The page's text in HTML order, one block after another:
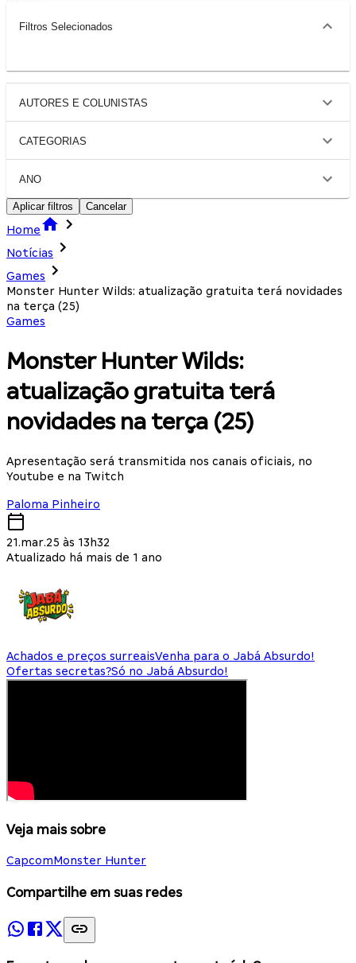
Filtros Selecionados
AUTORES E COLUNISTAS
CATEGORIAS
ANO
Aplicar filtros Cancelar
Home
Notícias
Games
Monster Hunter Wilds: atualização gratuita terá novidades
na terça (25)
Games
Monster Hunter Wilds:
atualização gratuita terá
novidades na terça (25)
Apresentação será transmitida nos canais oficiais, no
Youtube e na Twitch
Paloma Pinheiro
21.mar.25 às 13h32
Atualizado há mais de 1 ano
Achados e preços surreaisVenha para o Jabá Absurdo!
Ofertas secretas?Só no Jabá Absurdo!
Veja mais sobre
CapcomMonster Hunter
Compartilhe em suas redes